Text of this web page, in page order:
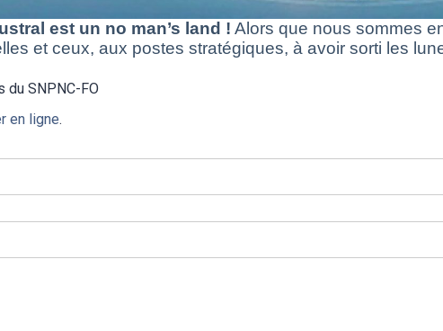
est un no man’s land ! Alors que nous sommes
et ceux, aux postes stratégiques, à avoir sorti les
du SNPNC-FO
en ligne.